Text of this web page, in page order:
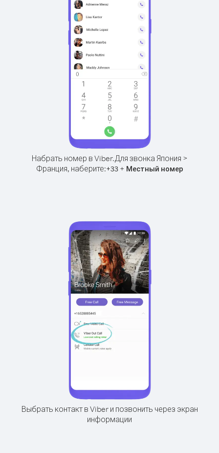
Набрать номер в Viber.Для звонка Япония >
Франция, наберите:+33+ Местный номер
Выбрать контакт в Viber и позвонить через экран
информации